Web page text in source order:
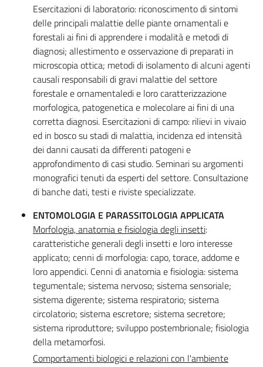
Esercitazioni di laboratorio: riconoscimento di sintomi
delle principali malattie delle piante ornamentali e
forestali ai fini di apprendere i modalità e metodi di
diagnosi; allestimento e osservazione di preparati in
microscopia ottica; metodi di isolamento di alcuni agenti
causali responsabili di gravi malattie del settore
forestale e ornamentaledi e loro caratterizzazione
morfologica, patogenetica e molecolare ai fini di una
corretta diagnosi. Esercitazioni di campo: rilievi in vivaio
ed in bosco su stadi di malattia, incidenza ed intensità
dei danni causati da differenti patogeni e
approfondimento di casi studio. Seminari su argomenti
monografici tenuti da esperti del settore. Consultazione
di banche dati, testi e riviste specializzate.
ENTOMOLOGIA E PARASSITOLOGIA APPLICATA
Morfologia, anatomia e fisiologia degli insetti:
caratteristiche generali degli insetti e loro interesse
applicato; cenni di morfologia: capo, torace, addome e
loro appendici. Cenni di anatomia e fisiologia: sistema
tegumentale; sistema nervoso; sistema sensoriale;
sistema digerente; sistema respiratorio; sistema
circolatorio; sistema escretore; sistema secretore;
sistema riproduttore; sviluppo postembrionale; fisiologia
della metamorfosi.
Comportamenti biologici e relazioni con l'ambiente